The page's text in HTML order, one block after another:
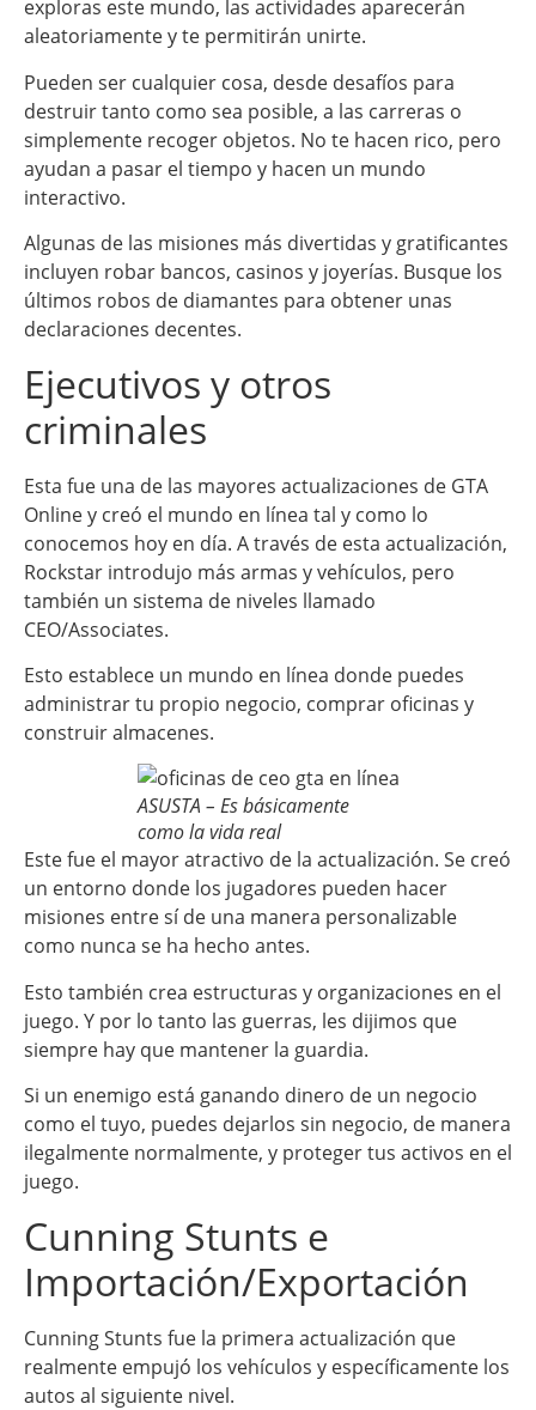
exploras este mundo, las actividades aparecerán
aleatoriamente y te permitirán unirte.
Pueden ser cualquier cosa, desde desafíos para
destruir tanto como sea posible, a las carreras o
simplemente recoger objetos. No te hacen rico, pero
ayudan a pasar el tiempo y hacen un mundo
interactivo.
Algunas de las misiones más divertidas y gratificantes
incluyen robar bancos, casinos y joyerías. Busque los
últimos robos de diamantes para obtener unas
declaraciones decentes.
Ejecutivos y otros
criminales
Esta fue una de las mayores actualizaciones de GTA
Online y creó el mundo en línea tal y como lo
conocemos hoy en día. A través de esta actualización,
Rockstar introdujo más armas y vehículos, pero
también un sistema de niveles llamado
CEO/Associates.
Esto establece un mundo en línea donde puedes
administrar tu propio negocio, comprar oficinas y
construir almacenes.
ASUSTA – Es básicamente
como la vida real
Este fue el mayor atractivo de la actualización. Se creó
un entorno donde los jugadores pueden hacer
misiones entre sí de una manera personalizable
como nunca se ha hecho antes.
Esto también crea estructuras y organizaciones en el
juego. Y por lo tanto las guerras, les dijimos que
siempre hay que mantener la guardia.
Si un enemigo está ganando dinero de un negocio
como el tuyo, puedes dejarlos sin negocio, de manera
ilegalmente normalmente, y proteger tus activos en el
juego.
Cunning Stunts e
Importación/Exportación
Cunning Stunts fue la primera actualización que
realmente empujó los vehículos y específicamente los
autos al siguiente nivel.